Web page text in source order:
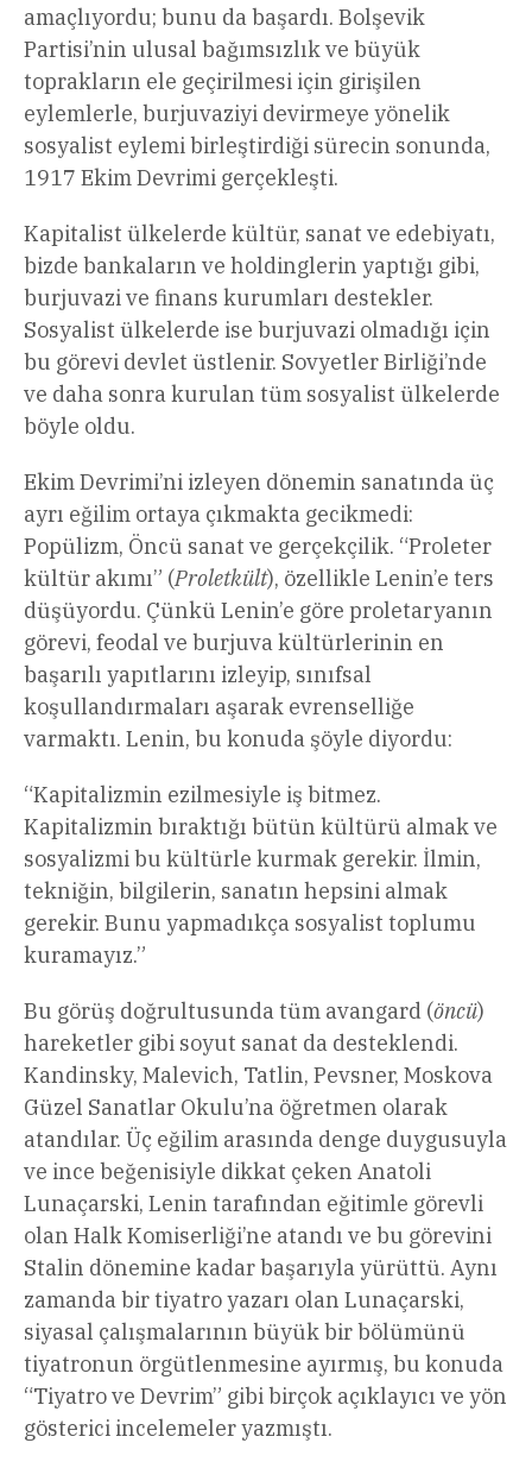
amaçlıyordu; bunu da başardı. Bolşevik
Partisi’nin ulusal bağımsızlık ve büyük
toprakların ele geçirilmesi için girişilen
eylemlerle, burjuvaziyi devirmeye yönelik
sosyalist eylemi birleştirdiği sürecin sonunda,
1917 Ekim Devrimi gerçekleşti.
Kapitalist ülkelerde kültür, sanat ve edebiyatı,
bizde bankaların ve holdinglerin yaptığı gibi,
burjuvazi ve finans kurumları destekler.
Sosyalist ülkelerde ise burjuvazi olmadığı için
bu görevi devlet üstlenir. Sovyetler Birliği’nde
ve daha sonra kurulan tüm sosyalist ülkelerde
böyle oldu.
Ekim Devrimi’ni izleyen dönemin sanatında üç
ayrı eğilim ortaya çıkmakta gecikmedi:
Popülizm, Öncü sanat ve gerçekçilik. “Proleter
kültür akımı” (Proletkült), özellikle Lenin’e ters
düşüyordu. Çünkü Lenin’e göre proletaryanın
görevi, feodal ve burjuva kültürlerinin en
başarılı yapıtlarını izleyip, sınıfsal
koşullandırmaları aşarak evrenselliğe
varmaktı. Lenin, bu konuda şöyle diyordu:
“Kapitalizmin ezilmesiyle iş bitmez.
Kapitalizmin bıraktığı bütün kültürü almak ve
sosyalizmi bu kültürle kurmak gerekir. İlmin,
tekniğin, bilgilerin, sanatın hepsini almak
gerekir. Bunu yapmadıkça sosyalist toplumu
kuramayız.”
Bu görüş doğrultusunda tüm avangard (öncü)
hareketler gibi soyut sanat da desteklendi.
Kandinsky, Malevich, Tatlin, Pevsner, Moskova
Güzel Sanatlar Okulu’na öğretmen olarak
atandılar. Üç eğilim arasında denge duygusuyla
ve ince beğenisiyle dikkat çeken Anatoli
Lunaçarski, Lenin tarafından eğitimle görevli
olan Halk Komiserliği’ne atandı ve bu görevini
Stalin dönemine kadar başarıyla yürüttü. Aynı
zamanda bir tiyatro yazarı olan Lunaçarski,
siyasal çalışmalarının büyük bir bölümünü
tiyatronun örgütlenmesine ayırmış, bu konuda
“Tiyatro ve Devrim” gibi birçok açıklayıcı ve yön
gösterici incelemeler yazmıştı.